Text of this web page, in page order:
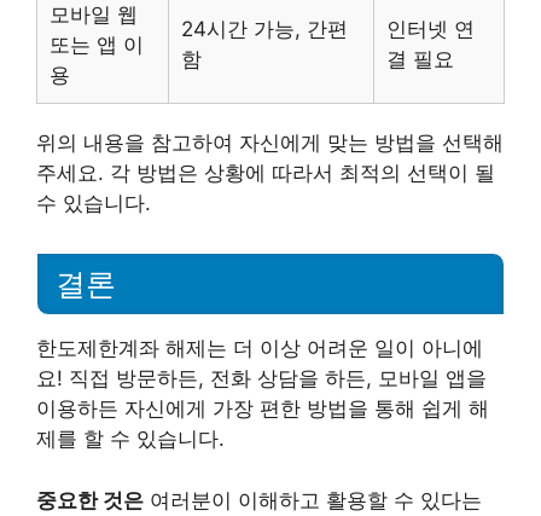
모바일 웹
또는 앱 이
용
24시간 가능, 간편
함
인터넷 연
결 필요
위의 내용을 참고하여 자신에게 맞는 방법을 선택해
주세요. 각 방법은 상황에 따라서 최적의 선택이 될
수 있습니다.
결론
한도제한계좌 해제는 더 이상 어려운 일이 아니에
요! 직접 방문하든, 전화 상담을 하든, 모바일 앱을
이용하든 자신에게 가장 편한 방법을 통해 쉽게 해
제를 할 수 있습니다.
중요한 것은 여러분이 이해하고 활용할 수 있다는